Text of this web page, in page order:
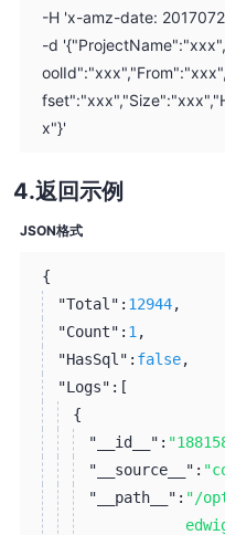
-H 'x-amz-date:
-d
x"}'
返回示例
JSON格式
{
"Total": 12944,
"Count": 1 ,
"HasSql": false,
"Logs": [
{
"__id__":
"__source__":
"__path__": "/